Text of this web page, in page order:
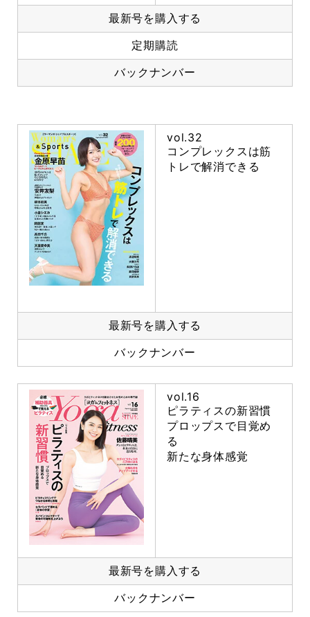
最新号を購入する
定期購読
バックナンバー
vol.32
コンプレックスは筋
トレで解消できる
最新号を購入する
バックナンバー
vol.16
ピラティスの新習慣
プロップスで目覚め
る
新たな身体感覚
最新号を購入する
バックナンバー